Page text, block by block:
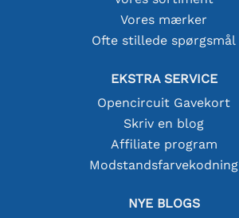
Vores mærker
Ofte stillede spørgsmål
EKSTRA SERVICE
Opencircuit Gavekort
Skriv en blog
Affiliate program
Modstandsfarvekodning
NYE BLOGS